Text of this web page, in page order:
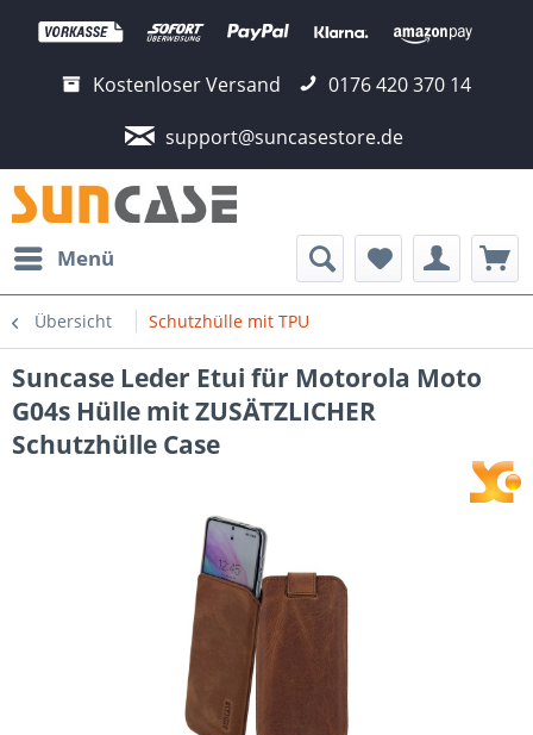
Kostenloser Versand
0176 420 370 14
support@suncasestore.de
Menü
Übersicht Schutzhülle mit TPU
Suncase Leder Etui für Motorola Moto
G04s Hülle mit ZUSÄTZLICHER
Schutzhülle Case